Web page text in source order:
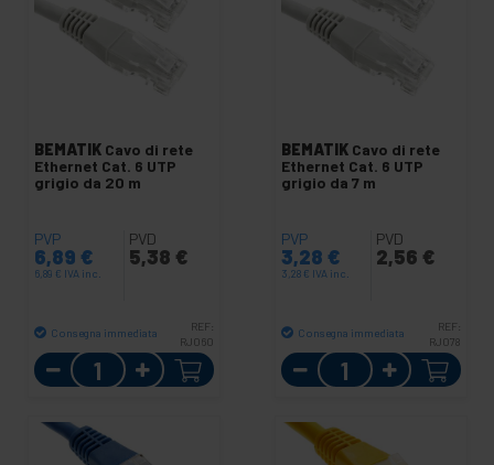
BEMATIK Cavo di rete
Ethernet Cat. 6 UTP
grigio da 20 m
PVP
6,89 €
6,89 € IVA inc.
PVD
5,38 €
Consegna immediata
REF:
RJ060
Quantità
BEMATIK Cavo di rete
Ethernet Cat. 6 UTP
grigio da 7 m
PVP
3,28 €
3,28 € IVA inc.
PVD
2,56 €
Consegna immediata
REF:
RJ078
Quantità